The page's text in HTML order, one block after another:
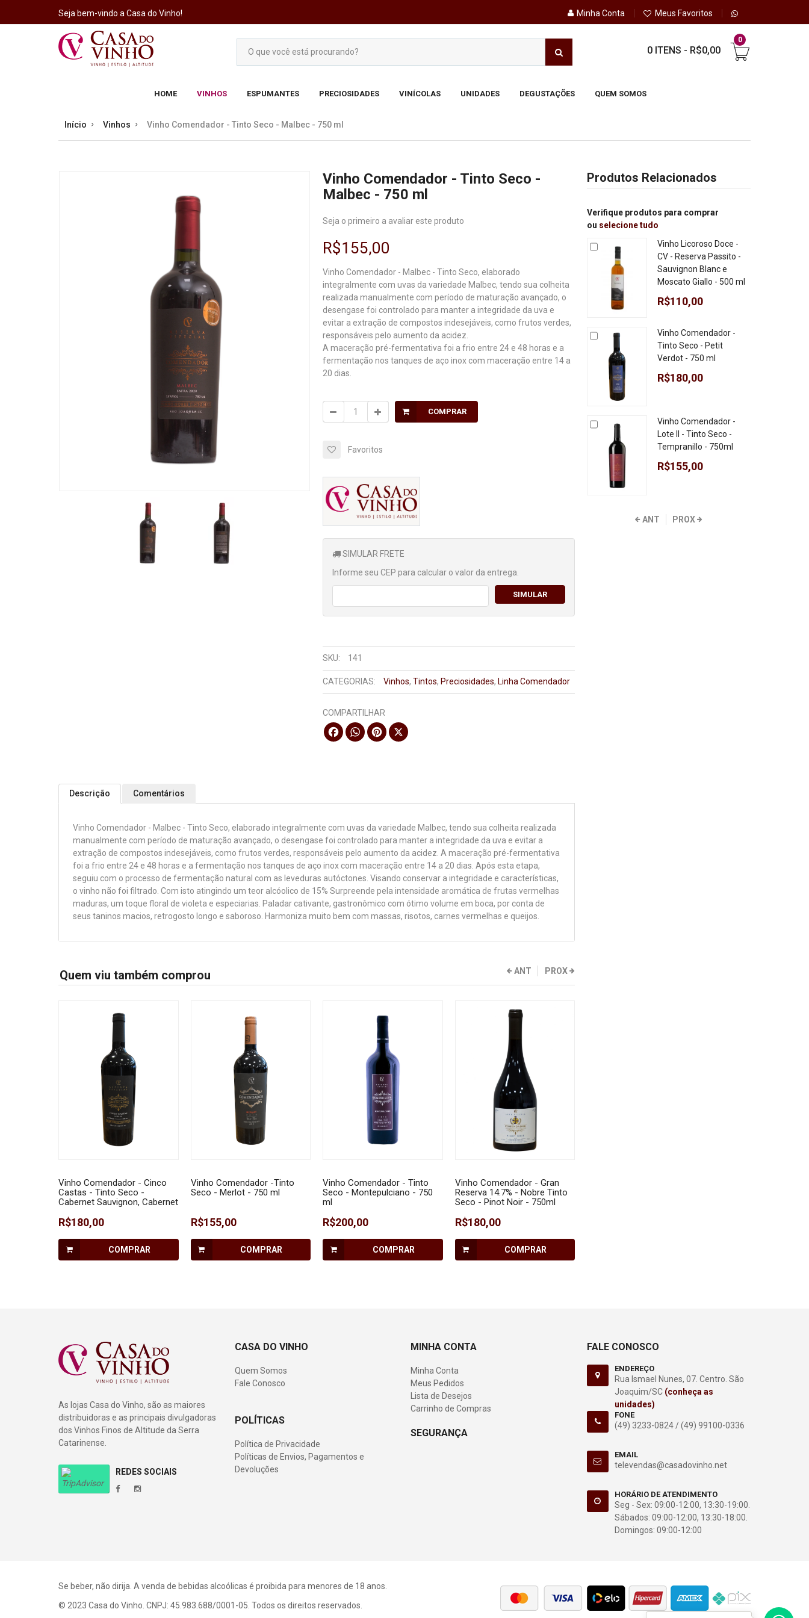
Seja bem-vindo a Casa do Vinho! Meus Favoritos
Minha Conta
0
0 ITENS - R$0,00
HOME VINHOS ESPUMANTES PRECIOSIDADES VINÍCOLAS UNIDADES DEGUSTAÇÕES QUEM SOMOS
Início Vinhos Vinho Comendador - Tinto Seco - Malbec - 750 ml
Vinho Comendador - Tinto Seco -
Malbec - 750 ml
Seja o primeiro a avaliar este produto
R$155,00
Vinho Comendador - Malbec - Tinto Seco, elaborado
integralmente com uvas da variedade Malbec, tendo sua colheita
realizada manualmente com período de maturação avançado, o
desengase foi controlado para manter a integridade da uva e
evitar a extração de compostos indesejáveis, como frutos verdes,
responsáveis pelo aumento da acidez.
A maceração pré-fermentativa foi a frio entre 24 e 48 horas e a
fermentação nos tanques de aço inox com maceração entre 14 a
20 dias.
COMPRAR
Favoritos
SIMULAR FRETE
Informe seu CEP para calcular o valor da entrega.
SIMULAR
SKU: 141
CATEGORIAS: Vinhos, Tintos, Preciosidades, Linha Comendador
COMPARTILHAR
FacebookWhatsApp
Pinterest
X
Descrição Comentários
Vinho Comendador - Malbec - Tinto Seco, elaborado integralmente com uvas da variedade Malbec, tendo sua colheita realizada
manualmente com período de maturação avançado, o desengase foi controlado para manter a integridade da uva e evitar a
extração de compostos indesejáveis, como frutos verdes, responsáveis pelo aumento da acidez. A maceração pré-fermentativa
foi a frio entre 24 e 48 horas e a fermentação nos tanques de aço inox com maceração entre 14 a 20 dias. Após esta etapa,
seguiu com o processo de fermentação natural com as leveduras autóctones. Visando conservar a integridade e características,
o vinho não foi filtrado. Com isto atingindo um teor alcóolico de 15% Surpreende pela intensidade aromática de frutas vermelhas
maduras, um toque floral de violeta e especiarias. Paladar cativante, gastronômico com ótimo volume em boca, por conta de
seus taninos macios, retrogosto longo e saboroso. Harmoniza muito bem com massas, risotos, carnes vermelhas e queijos.
Quem viu também comprou
Vinho Comendador - Cinco
Castas - Tinto Seco -
Cabernet Sauvignon, Cabernet
Tannat 750 ml
R$180,00
COMPRAR
Vinho Comendador -Tinto
Seco - Merlot - 750 ml
R$155,00
COMPRAR
Vinho Comendador - Tinto
Seco - Montepulciano - 750
ml
R$200,00
COMPRAR
Vinho Comendador - Gran
Reserva 14.7% - Nobre Tinto
Seco - Pinot Noir - 750ml
R$180,00
COMPRAR
ANT PROX
Produtos Relacionados
Verifique produtos para comprar
ou selecione tudo
Vinho Licoroso Doce -
CV - Reserva Passito -
Sauvignon Blanc e
Moscato Giallo - 500 ml
R$110,00
Vinho Comendador -
Tinto Seco - Petit
Verdot - 750 ml
R$180,00
Vinho Comendador -
Lote II - Tinto Seco -
Tempranillo - 750ml
R$155,00
ANT PROX
As lojas Casa do Vinho, são as maiores
distribuidoras e as principais divulgadoras
dos Vinhos Finos de Altitude da Serra
Catarinense.
REDES SOCIAIS
CASA DO VINHO
Quem Somos
Fale Conosco
POLÍTICAS
Política de Privacidade
Políticas de Envios, Pagamentos e
Devoluções
MINHA CONTA
Minha Conta
Meus Pedidos
Lista de Desejos
Carrinho de Compras
SEGURANÇA
FALE CONOSCO
ENDEREÇO
Rua Ismael Nunes, 07. Centro. São
Joaquim/SC (conheça as
unidades)
FONE
(49) 3233-0824 / (49) 99100-0336
EMAIL
televendas@casadovinho.net
HORÁRIO DE ATENDIMENTO
Seg - Sex: 09:00-12:00, 13:30-19:00.
Sábados: 09:00-12:00, 13:30-18:00.
Domingos: 09:00-12:00
Se beber, não dirija. A venda de bebidas alcoólicas é proibida para menores de 18 anos.
© 2023 Casa do Vinho. CNPJ: 45.983.688/0001-05. Todos os direitos reservados.